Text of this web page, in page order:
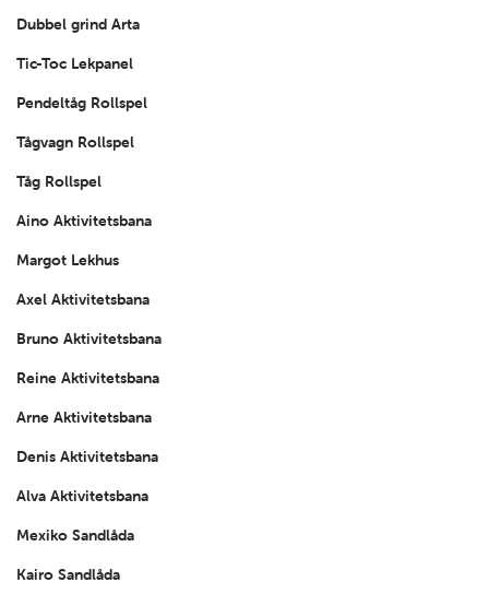
Dubbel grind Arta
Tic-Toc Lekpanel
Pendeltåg Rollspel
Tågvagn Rollspel
Tåg Rollspel
Aino Aktivitetsbana
Margot Lekhus
Axel Aktivitetsbana
Bruno Aktivitetsbana
Reine Aktivitetsbana
Arne Aktivitetsbana
Denis Aktivitetsbana
Alva Aktivitetsbana
Mexiko Sandlåda
Kairo Sandlåda